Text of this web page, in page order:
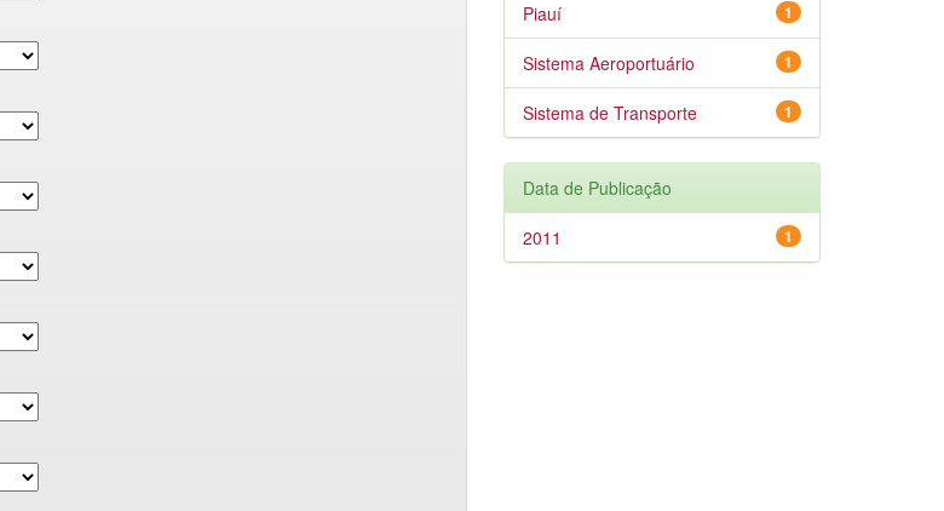
1
Piauí
1
Sistema Aeroportuário
1
Sistema de Transporte
Data de Publicação
1
2011